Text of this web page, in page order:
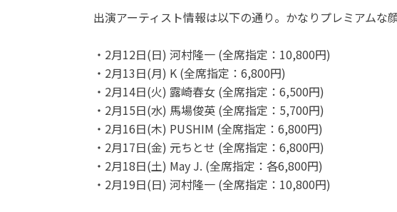
出演アーティスト情報は以下の通り。かなりプレミアムな
・2月12日(日) 河村隆一 (全席指定：10,800円)
・2月13日(月) K (全席指定：6,800円)
・2月14日(火) 露崎春女 (全席指定：6,500円)
・2月15日(水) 馬場俊英 (全席指定：5,700円)
・2月16日(木) PUSHIM (全席指定：6,800円)
・2月17日(金) 元ちとせ (全席指定：6,800円)
・2月18日(土) May J. (全席指定：各6,800円)
・2月19日(日) 河村隆一 (全席指定：10,800円)